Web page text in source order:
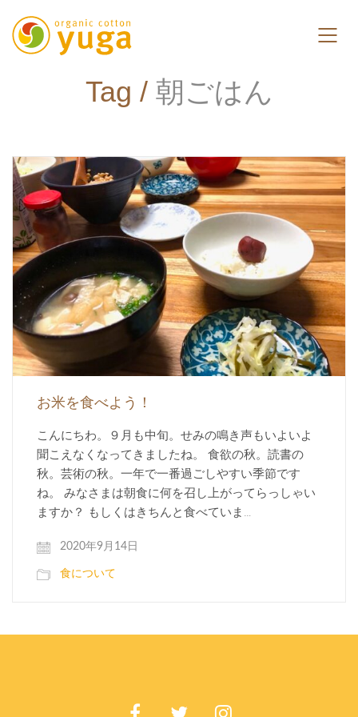
Tag / 朝ごはん
お米を食べよう！
こんにちわ。９月も中旬。せみの鳴き声もいよいよ
聞こえなくなってきましたね。 食欲の秋。読書の
秋。芸術の秋。一年で一番過ごしやすい季節です
ね。 みなさまは朝食に何を召し上がってらっしゃい
ますか？ もしくはきちんと食べていま…
2020年9月14日
食について